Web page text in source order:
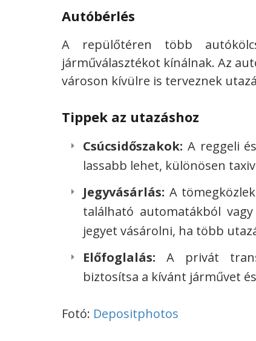
Autóbérlés
A repülőtéren több
járműválasztékot kínálnak. Az
városon kívülre is terveznek
Tippek az utazáshoz
Csúcsidőszakok: A reggeli
lassabb lehet, különösen
Jegyvásárlás: A
található automatákból
jegyet vásárolni, ha több
Előfoglalás: A privát
biztosítsa a kívánt járművet
Fotó: Depositphotos